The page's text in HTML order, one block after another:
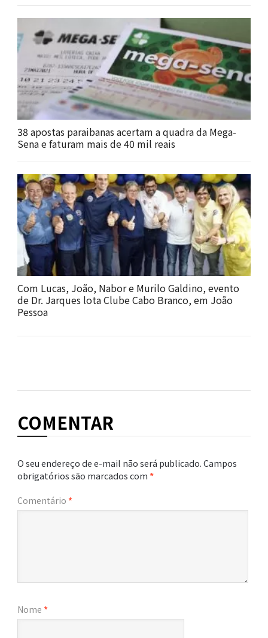
38 apostas paraibanas acertam a quadra da Mega-
Sena e faturam mais de 40 mil reais
Com Lucas, João, Nabor e Murilo Galdino, evento
de Dr. Jarques lota Clube Cabo Branco, em João
Pessoa
COMENTAR
O seu endereço de e-mail não será publicado.Campos
obrigatórios são marcados com*
Comentário *
Nome *